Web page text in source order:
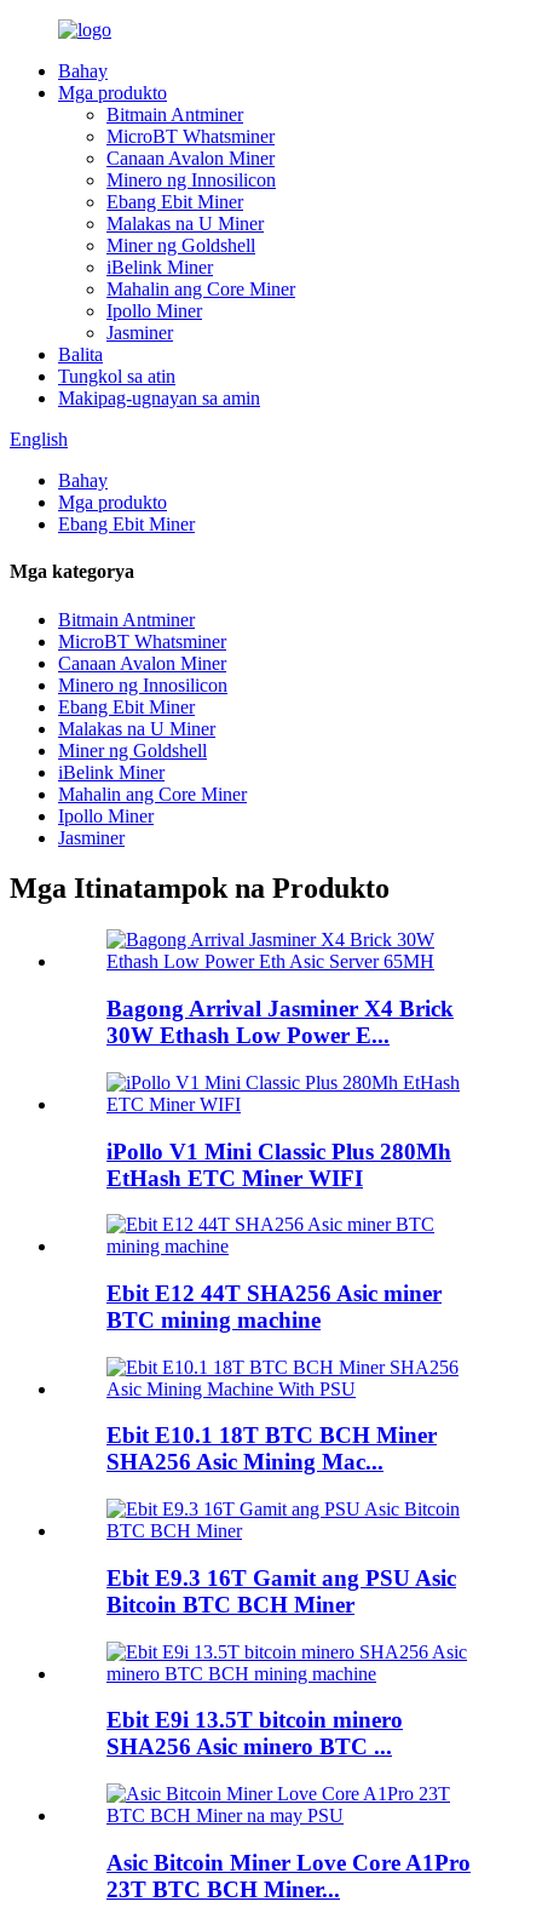
Bahay
Mga produkto
Bitmain Antminer
MicroBT Whatsminer
Canaan Avalon Miner
Minero ng Innosilicon
Ebang Ebit Miner
Malakas na U Miner
Miner ng Goldshell
iBelink Miner
Mahalin ang Core Miner
Ipollo Miner
Jasminer
Balita
Tungkol sa atin
Makipag-ugnayan sa amin
English
Bahay
Mga produkto
Ebang Ebit Miner
Mga kategorya
Bitmain Antminer
MicroBT Whatsminer
Canaan Avalon Miner
Minero ng Innosilicon
Ebang Ebit Miner
Malakas na U Miner
Miner ng Goldshell
iBelink Miner
Mahalin ang Core Miner
Ipollo Miner
Jasminer
Mga Itinatampok na Produkto
Bagong Arrival Jasminer X4 Brick
30W Ethash Low Power E...
iPollo V1 Mini Classic Plus 280Mh
EtHash ETC Miner WIFI
Ebit E12 44T SHA256 Asic miner
BTC mining machine
Ebit E10.1 18T BTC BCH Miner
SHA256 Asic Mining Mac...
Ebit E9.3 16T Gamit ang PSU Asic
Bitcoin BTC BCH Miner
Ebit E9i 13.5T bitcoin minero
SHA256 Asic minero BTC ...
Asic Bitcoin Miner Love Core A1Pro
23T BTC BCH Miner...